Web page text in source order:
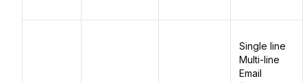
Single line
Multi-line
Email